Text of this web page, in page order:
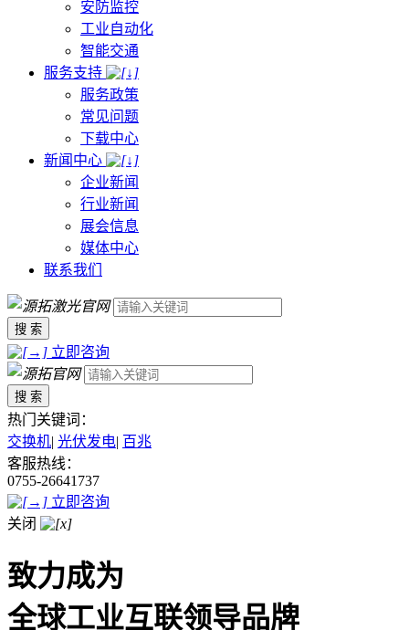
安防监控
工业自动化
智能交通
服务支持
服务政策
常见问题
下载中心
新闻中心
企业新闻
行业新闻
展会信息
媒体中心
联系我们
搜 索
立即咨询
搜 索
热门关键词：
交换机| 光伏发电| 百兆
客服热线：
0755-26641737
立即咨询
关闭
致力成为
全球工业互联领导品牌